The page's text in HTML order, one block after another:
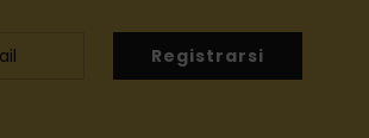
Registrarsi